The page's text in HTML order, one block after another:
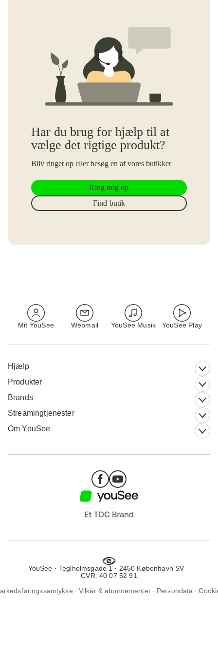
Har du brug for hjælp til at
vælge det rigtige produkt?
Bliv ringet op eller besøg en af vores butikker
Ring mig op
Find butik
Mit YouSee Webmail YouSee Musik YouSee Play
Hjælp
Produkter
Brands
Streamingtjenester
Om YouSee
YouSee · Teglholmsgade 1 · 2450 København SV
CVR: 40 07 52 91
Vilkår & abonnementer Persondata